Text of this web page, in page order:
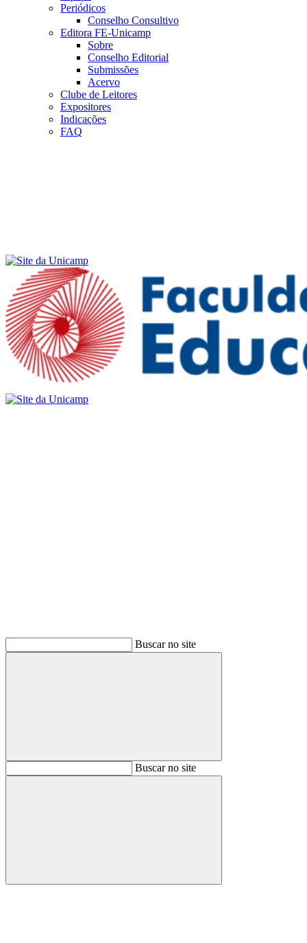
Periódicos
Conselho Consultivo
Editora FE-Unicamp
Sobre
Conselho Editorial
Submissões
Acervo
Clube de Leitores
Expositores
Indicações
FAQ
Buscar no site
BuscarBuscar no site
Buscar